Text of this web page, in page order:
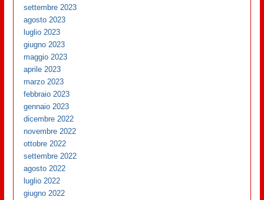
settembre 2023
agosto 2023
luglio 2023
giugno 2023
maggio 2023
aprile 2023
marzo 2023
febbraio 2023
gennaio 2023
dicembre 2022
novembre 2022
ottobre 2022
settembre 2022
agosto 2022
luglio 2022
giugno 2022